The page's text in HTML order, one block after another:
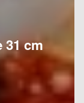
31 cm